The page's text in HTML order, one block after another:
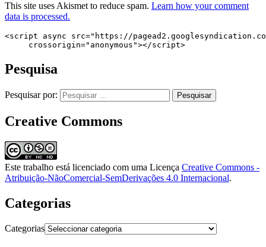
This site uses Akismet to reduce spam. Learn how your comment
data is processed.
<script async src="https://
     crossorigin="anonymous"></script>
Pesquisa
Pesquisar por:
Creative Commons
Este trabalho está licenciado com uma Licença Creative Commons -
Atribuição-NãoComercial-SemDerivações 4.0 Internacional.
Categorias
Categorias